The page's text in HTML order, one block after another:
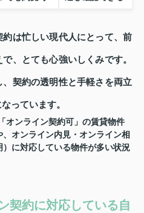
は忙しい現代人にとって、前
、とても心強いしくみです。
契約の透明性と手軽さを両立
っています。
オンライン契約可」の賃貸物件
オンライン内見・オンライン相
に対応している物件が多い状況
契約に対応している自